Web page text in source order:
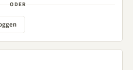
ODER